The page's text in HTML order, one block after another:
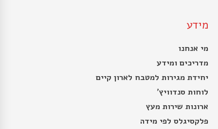
מידע
מי אנחנו
מדריכים ומידע
יחידת מגירות למטבח לארון קיים
לוחות סנדוויץ’
ארונות שירות מעץ
פלקסיגלס לפי מידה